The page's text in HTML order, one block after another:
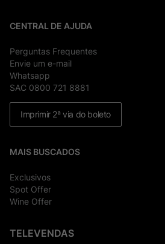
CENTRAL DE AJUDA
Perguntas Frequentes
Envie um e-mail
Whatsapp
SAC 0800 721 8881
Imprimir 2ª via do boleto
MAIS BUSCADOS
Exclusivos
Spot Offer
Wine Offer
TELEVENDAS